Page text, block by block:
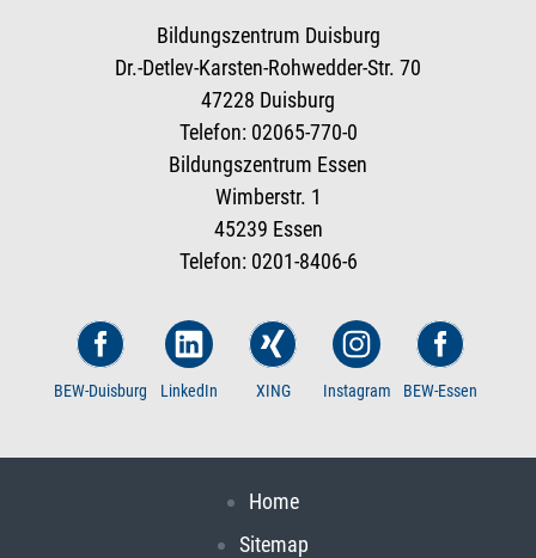
Bildungszentrum Duisburg
Dr.-Detlev-Karsten-Rohwedder-Str. 70
47228 Duisburg
Telefon: 02065-770-0
Bildungszentrum Essen
Wimberstr. 1
45239 Essen
Telefon: 0201-8406-6
BEW-Duisburg LinkedIn XING Instagram BEW-Essen
Home
Sitemap